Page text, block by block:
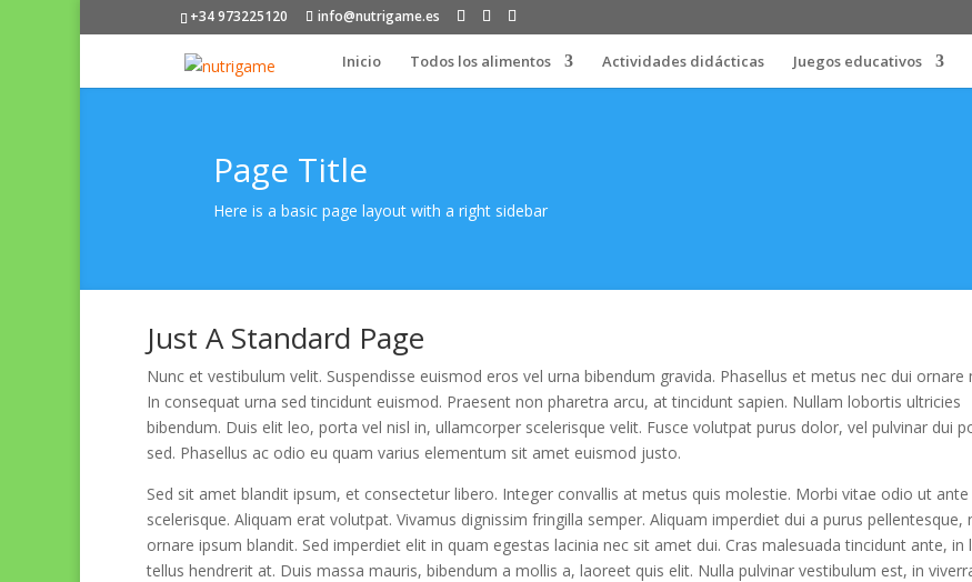
+34 973225120 info@nutrigame.es
Inicio Todos los alimentos Actividades didácticas Juegos educativos
Page Title
Here is a basic page layout with a right sidebar
Just A Standard Page
Nunc et vestibulum velit. Suspendisse euismod eros vel urna bibendum gravida. Phasellus et metus nec dui ornare
In consequat urna sed tincidunt euismod. Praesent non pharetra arcu, at tincidunt sapien. Nullam lobortis ultricies
bibendum. Duis elit leo, porta vel nisl in, ullamcorper scelerisque velit. Fusce volutpat purus dolor, vel pulvinar dui
sed. Phasellus ac odio eu quam varius elementum sit amet euismod justo.
Sed sit amet blandit ipsum, et consectetur libero. Integer convallis at metus quis molestie. Morbi vitae odio ut
scelerisque. Aliquam erat volutpat. Vivamus dignissim fringilla semper. Aliquam imperdiet dui a purus pellentesque,
ornare ipsum blandit. Sed imperdiet elit in quam egestas lacinia nec sit amet dui. Cras malesuada tincidunt ante, in
tellus hendrerit at. Duis massa mauris, bibendum a mollis a, laoreet quis elit. Nulla pulvinar vestibulum est, in